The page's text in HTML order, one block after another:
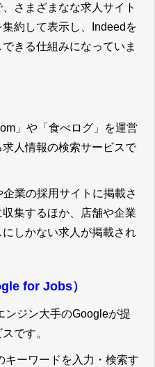
さまざまなな求人サイト
約して表示し、Indeedを
きる仕組みになっていま
」や「食べログ」を運営
人情報の検索サービスで
業の採用サイトに掲載さ
集するほか、店舗や企業
しかない求人が掲載され
for Jobs）
ンジン大手のGoogleが提
です。
キーワードを入力・検索す